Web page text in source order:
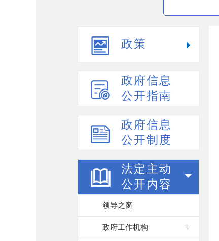
政策
政府信息
公开指南
政府信息
公开制度
法定主动
公开内容
领导之窗
政府工作机构